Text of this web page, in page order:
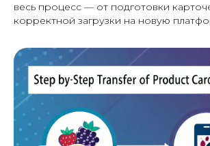
весь процесс — от подготовки
корректной загрузки на новую